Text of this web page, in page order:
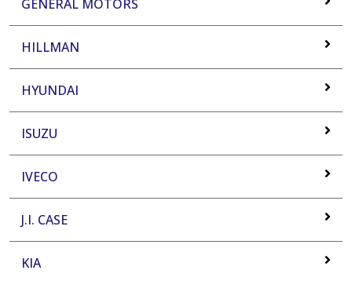
GENERAL MOTORS
HILLMAN
HYUNDAI
ISUZU
IVECO
J.I. CASE
KIA